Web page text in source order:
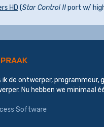
HD (Star Control IIport w/
ik de ontwerper,
Nu hebben we minimaal
Software